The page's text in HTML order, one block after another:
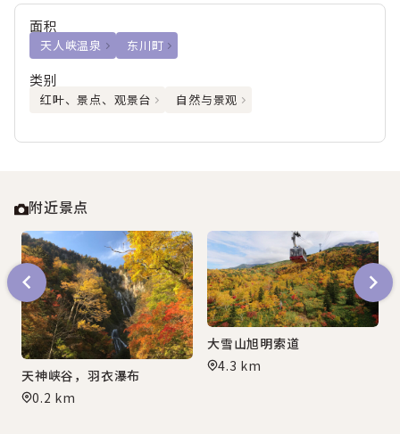
面积
天人峡温泉 东川町
类别
红叶、景点、观景台 自然与景观
附近景点
天神峡谷，羽衣瀑布
0.2 km
大雪山旭明索道
4.3 km